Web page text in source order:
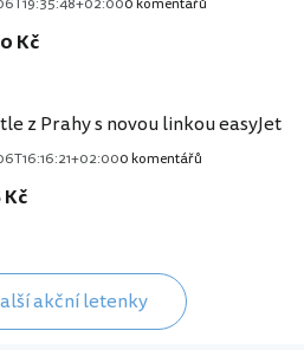
0 komentářů
Kč
z Prahy s novou linkou easyJet
0 komentářů
Kč
akční letenky